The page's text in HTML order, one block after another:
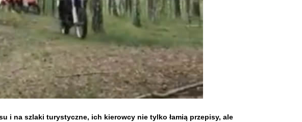
i na szlaki turystyczne, ich kierowcy nie tylko łamią przepisy, ale